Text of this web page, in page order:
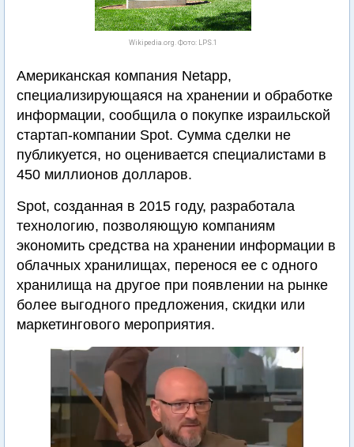
Wikipedia.org. Фото: LPS.1
Американская компания Netapp,
специализирующаяся на хранении и обработке
информации, сообщила о покупке израильской
стартап-компании Spot. Сумма сделки не
публикуется, но оценивается специалистами в
450 миллионов долларов.
Spot, созданная в 2015 году, разработала
технологию, позволяющую компаниям
экономить средства на хранении информации в
облачных хранилищах, перенося ее с одного
хранилища на другое при появлении на рынке
более выгодного предложения, скидки или
маркетингового мероприятия.